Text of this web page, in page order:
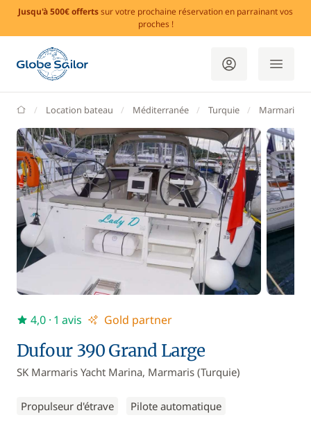
Jusqu'à 500€ offertssur votre prochaine réservation en parrainant vos
proches !
GlobeSailor
Location bateau Méditerranée Turquie Marmaris
Dufour 390 Grand Large
SK Marmaris Yacht Marina, Marmaris (Turquie)
Propulseur d'étrave Pilote automatique
4,0 · 1 avis Gold partner